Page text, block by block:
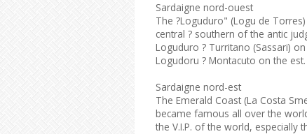
Sardaigne nord-ouest
The ?Loguduro" (Logu de
central ? southern of the antic
Loguduro ? Turritano (Sassari)
Logudoru ? Montacuto on the est.
Sardaigne nord-est
The Emerald Coast (La Costa
became famous all over the
the V.I.P. of the world, especially